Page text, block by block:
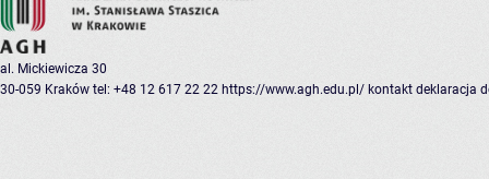
al. Mickiewicza 30
30-059 Kraków tel: +48 12 617 22 22 https://www.agh.edu.pl/ kontakt deklaracja